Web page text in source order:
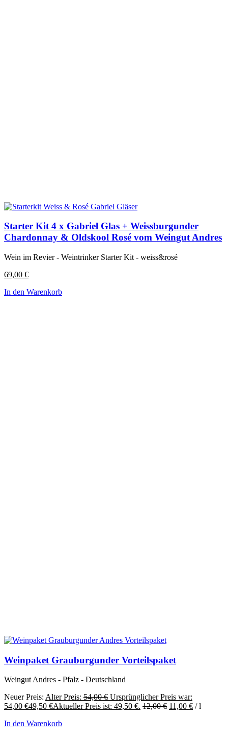
Starter Kit 4 x Gabriel Glas + Weissburgunder
Chardonnay & Oldskool Rosé vom Weingut Andres
Wein im Revier - Weintrinker Starter Kit - weiss&rosé
69,00 €
In den Warenkorb
Weinpaket Grauburgunder Vorteilspaket
Weingut Andres - Pfalz - Deutschland
Neuer Preis: Alter Preis: 54,00€ Ursprünglicher Preis war:
54,00 €49,50 €Aktueller Preis ist: 49,50 €. 12,00€ 11,00 € /l
In den Warenkorb